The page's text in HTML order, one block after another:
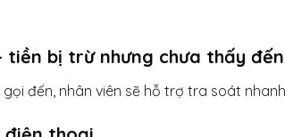
tiền bị trừ nhưng chưa thấy
đến, nhân viên sẽ hỗ trợ tra soát